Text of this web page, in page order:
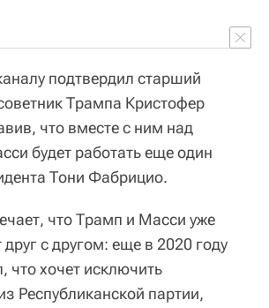
подтвердил старший
Трампа Кристофер
что вместе с ним над
будет работать еще один
Тони Фабрицио.
что Трамп и Масси уже
с другом: еще в 2020 году
что хочет исключить
Республиканской партии,